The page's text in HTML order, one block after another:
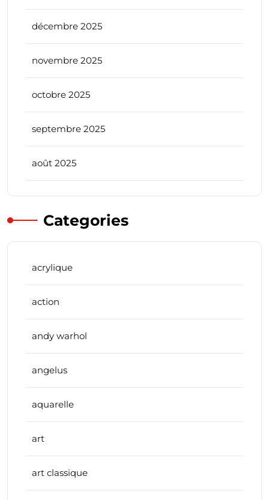
décembre 2025
novembre 2025
octobre 2025
septembre 2025
août 2025
Categories
acrylique
action
andy warhol
angelus
aquarelle
art
art classique